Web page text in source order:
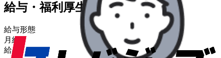
給与・福利厚生
給与形態
月給
給与